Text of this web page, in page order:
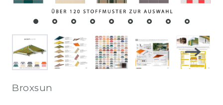
Broxsun